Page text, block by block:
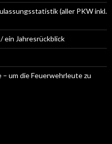
(aller PKW inkl.
ein Jahresrückblick
um die Feuerwehrleute zu